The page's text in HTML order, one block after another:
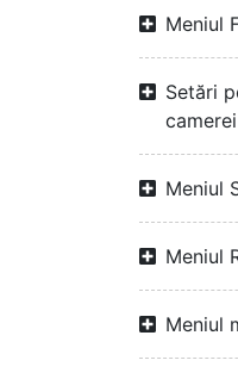
Meniul
Setări
camerei
Meniul
Meniul
Meniul